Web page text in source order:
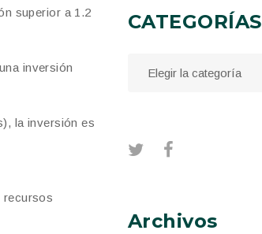
superior a 1.2
inversión
la inversión es
recursos
CATEGORÍAS
Archivos